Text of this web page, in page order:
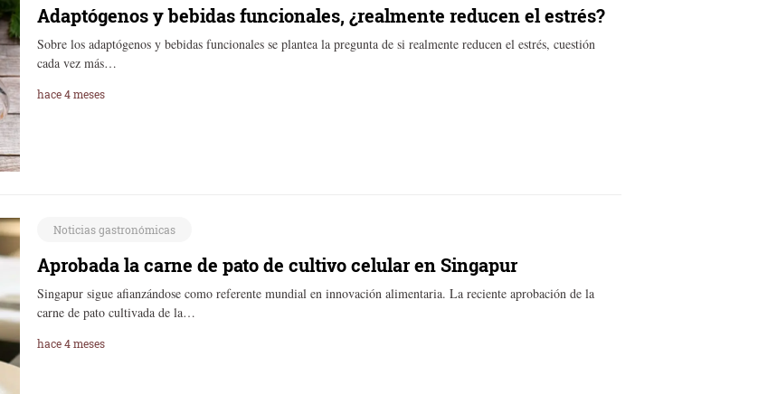
Adaptógenos y bebidas funcionales, ¿realmente reducen el estrés?
Sobre los adaptógenos y bebidas funcionales se plantea la pregunta de si realmente reducen el estrés, cuestión
cada vez más…
hace 4 meses
Noticias gastronómicas
Aprobada la carne de pato de cultivo celular en Singapur
Singapur sigue afianzándose como referente mundial en innovación alimentaria. La reciente aprobación de la
carne de pato cultivada de la…
hace 4 meses